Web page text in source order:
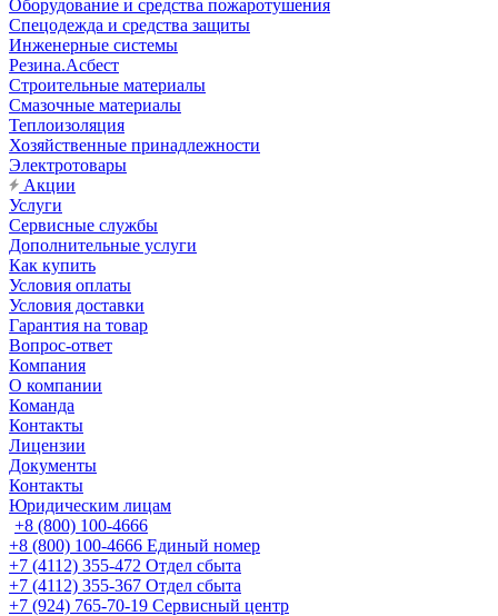
Оборудование и средства пожаротушения
Спецодежда и средства защиты
Инженерные системы
Резина.Асбест
Строительные материалы
Смазочные материалы
Теплоизоляция
Хозяйственные принадлежности
Электротовары
Акции
Услуги
Сервисные службы
Дополнительные услуги
Как купить
Условия оплаты
Условия доставки
Гарантия на товар
Вопрос-ответ
Компания
О компании
Команда
Контакты
Лицензии
Документы
Контакты
Юридическим лицам
+8 (800) 100-4666
+8 (800) 100-4666 Единый номер
+7 (4112) 355-472 Отдел сбыта
+7 (4112) 355-367 Отдел сбыта
+7 (924) 765-70-19 Сервисный центр